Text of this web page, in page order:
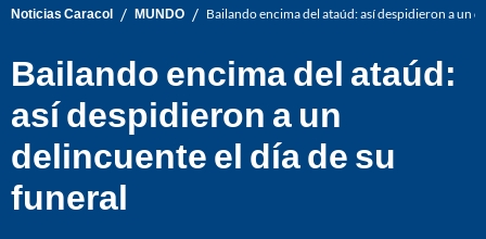
Noticias Caracol / MUNDO / Bailando encima del ataúd: así despidieron a un
Bailando encima del ataúd:
así despidieron a un
delincuente el día de su
funeral